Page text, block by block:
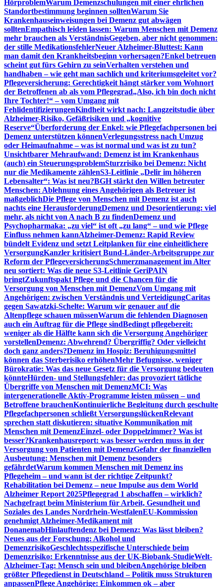
HörproblemWarum Demenzschulungen mit einer ehrlichen
Standortbestimmung beginnen solltenWarum Sie
Krankenhauseinweisungen bei Demenz gut abwägen
solltenEmpathisch leiden lassen: Warum Menschen mit Demenz
mehr brauchen als VerständnisGegeben, aber nicht genommen:
der stille MedikationsfehlerNeuer Alzheimer-Bluttest: Kann
man damit den Krankheitsbeginn vorhersagen?Enkel betreuen
scheint gut fürs Gehirn zu seinVerhalten verstehen und
handhaben – wie geht man sachlich und kriteriumsgeleitet vor?
Pflegeversicherung: Gerechtigkeit hängt stärker vom Wohnort
der Betroffenen ab als vom Pflegegrad„Also, ich bin doch nicht
Ihre Tochter!“ – vom Umgang mit
FehlidentifizierungenKindheit wirkt nach: Langzeitstudie über
Alzheimer-Risiko, Gefäßrisiken und „kognitive
Reserve“Überforderung der Enkel: wie Pflegefachpersonen bei
Demenz unterstützen könnenVerlegungsstress nach Umzug
oder Heimaufnahme – was ist normal und was ist zu tun?
Unsichtbarer Mehraufwand: Demenz ist im Krankenhaus
(auch) ein SteuerungsproblemSturzrisiko bei Demenz: Nicht
nur die Medikamente zählenS3-Leitlinie „Delir im höheren
Lebensalter“: Was ist neu?BGH stärkt den Willen betreuter
Menschen: Ablehnung eines Angehörigen als Betreuer ist
maßgeblichDie Pflege von Menschen mit Demenz ist auch
nachts eine HerausforderungDemenz und Desorientierung: viel
mehr, als nicht von A nach B zu findenDemenz und
Psychopharmaka: „zu viel“ ist oft „zu lang“ – und wie Pflege
Einfluss nehmen kannAlzheimer-Demenz: Rapid Review
bündelt Evidenz und setzt Leitplanken für eine einheitlichere
VersorgungKanzler kritisiert Bund-Länder-Arbeitsgruppe zur
Reform der PflegeversicherungSchmerzmanagement im Alter
neu sortiert: Was die neue S3-Leitlinie GeriPAIN
bringtZukunftspakt Pflege und die Chancen für die
Versorgung von Menschen mit DemenzVom Umgang mit
Angehörigen: zwischen Verständnis und VerteidigungCaritas
gegen Sawatzki-Schelte: Warum wir genauer auf die
Altenpflege schauen müssenWarum die fehlenden Diagnosen
auch ein Auftrag für die Pflege sindBedingt pflegebereit:
weniger als die Hälfte kann sich die Versorgung Angehöriger
vorstellenDemenz: Abwehrend? Übergriffig? Oder vielleicht
doch ganz anders?Demenz im Hospiz: Beruhigungsmittel
können das Sterberisiko erhöhenMehr Befugnisse, weniger
Bürokratie: Was das neue Gesetz für die Versorgung bedeuten
könnteHürden- und Stellungsfehler: das provoziert tätliche
Übergriffe von Menschen mit DemenzMCI: Was
intergenerationelle Aktiv-Programme leisten müssen – und
Betroffene brauchenKontinuierliche Begleitung durch geschulte
Pflegefachpersonen schließt VersorgungslückenRelevant
sprechen statt diskutieren: situative Kommunikation mit
Menschen mit DemenzEinzel- oder Doppelzimmer? Was ist
besser?Krankenhausreport: was besser werden muss in der
Versorgung von Patienten mit DemenzGefahr der finanziellen
Ausbeutung: Menschen mit Demenz besonders
gefährdetWarum kommen Menschen mit Demenz ins
Pflegeheim – und wann ist der richtige Zeitpunkt?
Rehabilitation bei Demenz – neue Impulse aus dem World
Alzheimer Report 2025Pflegegrad 1 abschaffen – wirklich?
Nachgefragt beim Ministerium für Arbeit, Gesundheit und
Soziales des Landes Nordrhein-WestfalenEU-Kommission
genehmigt Alzheimer-Medikament mit
DonanemabHinlauftendenz bei Demenz: Was lässt bleiben?
Neues aus der Forschung: Alkohol und
DemenzrisikoGeschlechtsspezifische Unterschiede beim
Demenzrisiko: Erkenntnisse aus der UK-Biobank-StudieWelt-
Alzheimer-Tag: Mensch sein und bleibenAngehörige bleiben
größter Pflegedienst in Deutschland – Politik muss Strukturen
anpassenPflege Angehörige: Einkommen ok – aber